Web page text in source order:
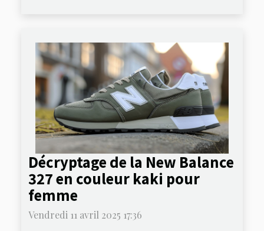
Décryptage de la New Balance
327 en couleur kaki pour
femme
Vendredi 11 avril 2025 17:36